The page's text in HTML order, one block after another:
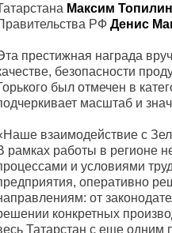
Максим Топилин
РФ Денис
престижная награда
безопасности
был отмечен в
масштаб и
взаимодействие с
рамках работы в регионе
и условиями
оперативно
от
конкретных
Татарстан с еще одним